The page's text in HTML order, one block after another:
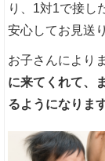
り、1対1で接し
安心してお見送
お子さんにより
に来てくれて、
るようになります